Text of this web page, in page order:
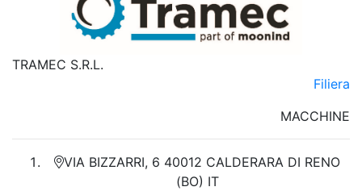
TRAMEC S.R.L.
Filiera
MACCHINE
VIA BIZZARRI, 6 40012 CALDERARA DI RENO
(BO) IT